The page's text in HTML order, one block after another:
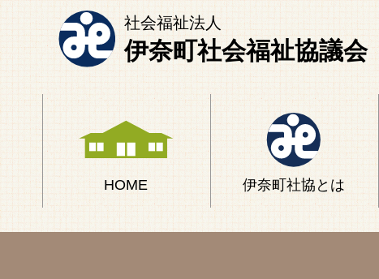
社会福祉法人
伊奈町社会福祉協議会
HOME 伊奈町社協とは